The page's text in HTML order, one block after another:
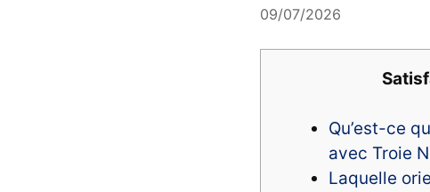
09/07/2026
Qu’est-ce
avec Troie
Laquelle